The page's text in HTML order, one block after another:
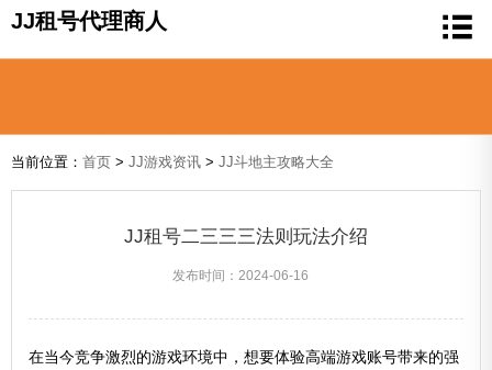
JJ租号代理商人
当前位置： 首页 > JJ游戏资讯 > JJ斗地主攻略大全
JJ租号二三三三法则玩法介绍
发布时间：2024-06-16
在当今竞争激烈的游戏环境中，想要体验高端游戏账号带来的强